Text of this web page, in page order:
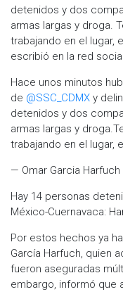
detenidos y dos
armas largas y droga.
trabajando en el lugar,
escribió en la red
Hace unos minutos
de @SSC_CDMX y
detenidos y dos
armas largas y
trabajando en el lugar,
— Omar Garcia Harfuch
Hay 14 personas
México-Cuernavaca:
Por estos hechos ya
García Harfuch, quien
fueron aseguradas
embargo, informó que